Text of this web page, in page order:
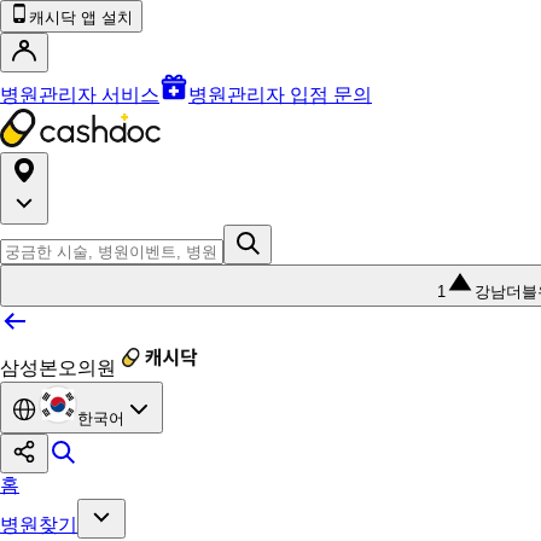
캐시닥 앱 설치
병원관리자 서비스 병원관리자 입점 문의
1 강남더블
삼성본오의원
한국어
홈
병원찾기